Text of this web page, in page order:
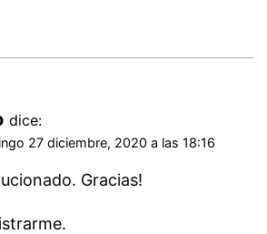
dice:
27 diciembre, 2020 a las 18:16
Gracias!